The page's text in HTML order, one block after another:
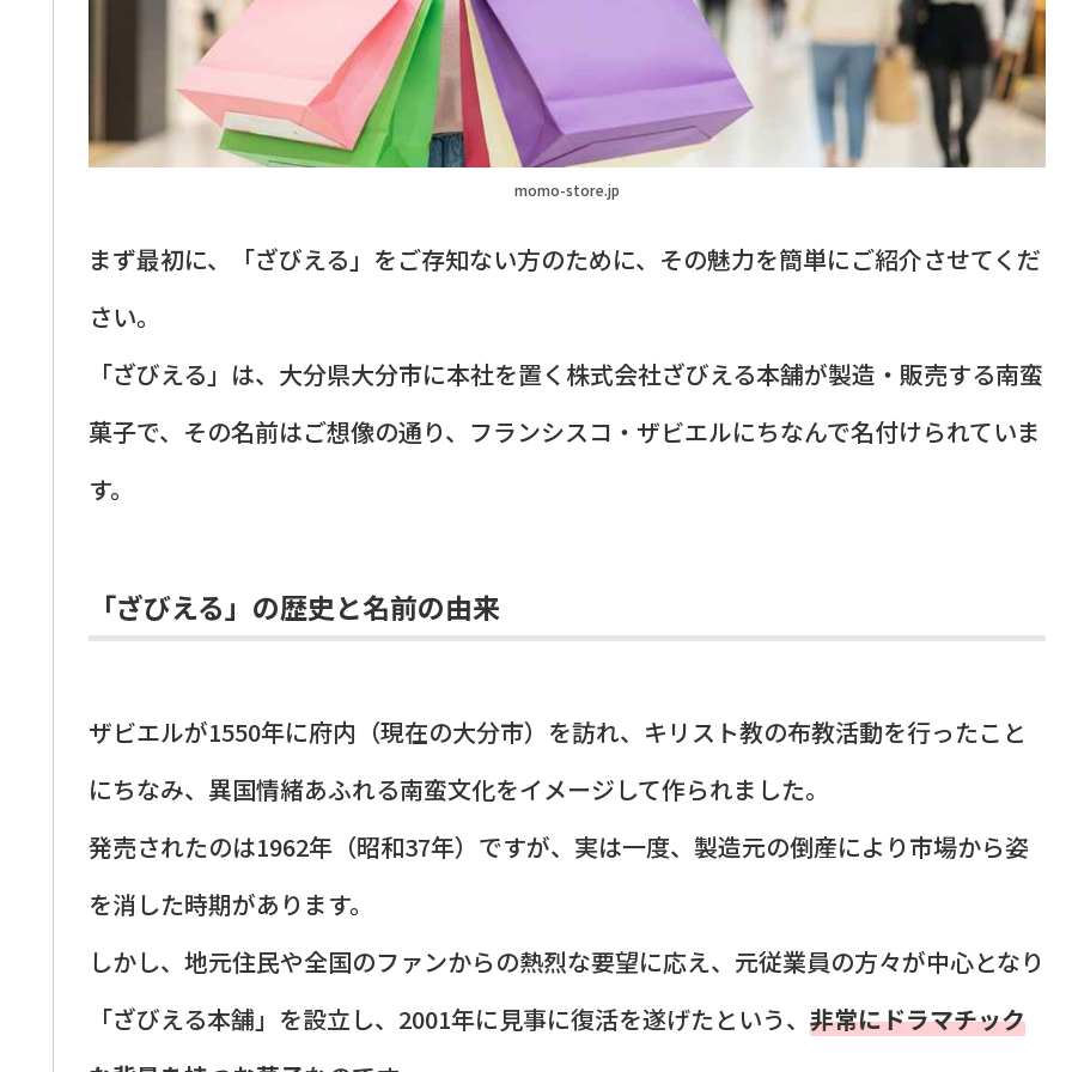
momo-store.jp
まず最初に、「ざびえる」をご存知ない方のために、その魅力を簡単にご紹介させてくだ
さい。
「ざびえる」は、大分県大分市に本社を置く株式会社ざびえる本舗が製造・販売する南蛮
菓子で、その名前はご想像の通り、フランシスコ・ザビエルにちなんで名付けられていま
す。
「ざびえる」の歴史と名前の由来
ザビエルが1550年に府内（現在の大分市）を訪れ、キリスト教の布教活動を行ったこと
にちなみ、異国情緒あふれる南蛮文化をイメージして作られました。
発売されたのは1962年（昭和37年）ですが、実は一度、製造元の倒産により市場から姿
を消した時期があります。
しかし、地元住民や全国のファンからの熱烈な要望に応え、元従業員の方々が中心となり
「ざびえる本舗」を設立し、2001年に見事に復活を遂げたという、 非常にドラマチック